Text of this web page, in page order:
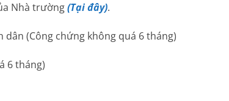
Nhà trường(Tại đây).
dân (Công chứng không quá 6 tháng)
6 tháng)